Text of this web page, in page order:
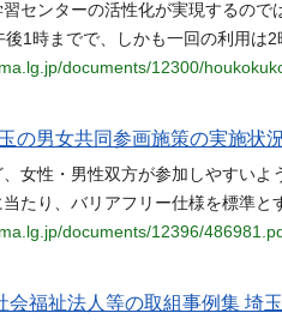
センターの活性化が実現するの
1時までで、しかも一回の利用は2
documents/12300/
の男女共同参画施策の実施状
女性・男性双方が参加しやすいよ
当たり、バリアフリー仕様を標準
documents/12396/
会福祉法人等の取組事例集 埼